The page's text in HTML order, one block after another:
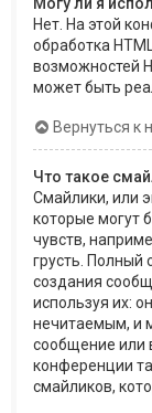
Нет. На этой
обработка
возможностей
может быть
Вернуться к
Что такое
Смайлики, или
которые могут
чувств,
грусть. Полный
создания
используя их:
нечитаемым, и
сообщение или
конференции
смайликов,